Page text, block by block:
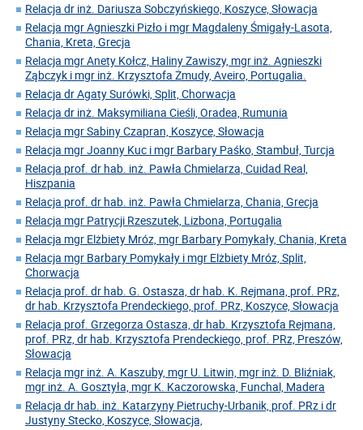
Relacja dr inż. Dariusza Sobczyńskiego, Koszyce, Słowacja
Relacja mgr Agnieszki Pizło i mgr Magdaleny Śmigały-Lasota,
Chania, Kreta, Grecja
Relacja mgr Anety Kołcz, Haliny Zawiszy, mgr inż. Agnieszki
Ząbczyk i mgr inż. Krzysztofa Żmudy, Aveiro, Portugalia.
Relacja dr Agaty Surówki, Split, Chorwacja
Relacja dr inż. Maksymiliana Cieśli, Oradea, Rumunia
Relacja mgr Sabiny Czapran, Koszyce, Słowacja
Relacja mgr Joanny Kuc i mgr Barbary Paśko, Stambuł, Turcja
Relacja prof. dr hab. inż. Pawła Chmielarza, Cuidad Real,
Hiszpania
Relacja prof. dr hab. inż. Pawła Chmielarza, Chania, Grecja
Relacja mgr Patrycji Rzeszutek, Lizbona, Portugalia
Relacja mgr Elżbiety Mróz, mgr Barbary Pomykały, Chania, Kreta
Relacja mgr Barbary Pomykały i mgr Elżbiety Mróz, Split,
Chorwacja
Relacja prof. dr hab. G. Ostasza, dr hab. K. Rejmana, prof. PRz,
dr hab. Krzysztofa Prendeckiego, prof. PRz, Koszyce, Słowacja
Relacja prof. Grzegorza Ostasza, dr hab. Krzysztofa Rejmana,
prof. PRz, dr hab. Krzysztofa Prendeckiego, prof. PRz, Preszów,
Słowacja
Relacja mgr inż. A. Kaszuby, mgr U. Litwin, mgr inż. D. Bliźniak,
mgr inż. A. Gosztyła, mgr K. Kaczorowska, Funchal, Madera
Relacja dr hab. inż. Katarzyny Pietruchy-Urbanik, prof. PRz i dr
Justyny Stecko, Koszyce, Słowacja,